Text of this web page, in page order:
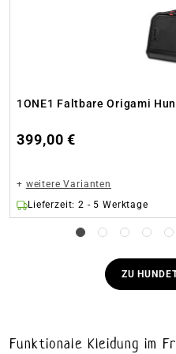
1ONE1 Faltbare Origami
399,00 €
+ weitere Varianten
Lieferzeit: 2 - 5 Werktage
ZU
Funktionale Kleidung im